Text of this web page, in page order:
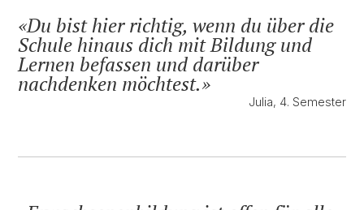
Du bist hier richtig, wenn du über die
Schule hinaus dich mit Bildung und
Lernen befassen und darüber
nachdenken möchtest.
Julia, 4. Semester